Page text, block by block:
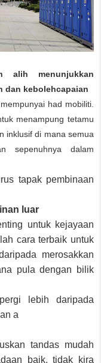
alih menunjukkan
dan kebolehcapaian
had mobiliti.
menampung tetamu
inklusif di mana semua
sepenuhnya dalam
tapak pembinaan
luar
untuk kejayaan
cara terbaik untuk
merosakkan
pula dengan bilik
lebih daripada
a
tandas mudah
baik, tidak kira